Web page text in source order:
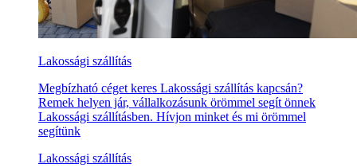
Lakossági szállítás
Megbízható céget keres Lakossági szállítás kapcsán?
Remek helyen jár, vállalkozásunk örömmel segít önnek
Lakossági szállításben. Hívjon minket és mi örömmel
segítünk
Lakossági szállítás